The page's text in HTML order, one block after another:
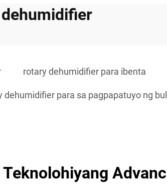
rotary dehumidifier para ibenta
dehumidifier para sa pagpapatuyo ng
Teknolohiyang